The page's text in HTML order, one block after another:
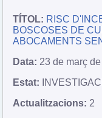
RISC
BOSCOSES DE
ABOCAMENTS
23 de març
2